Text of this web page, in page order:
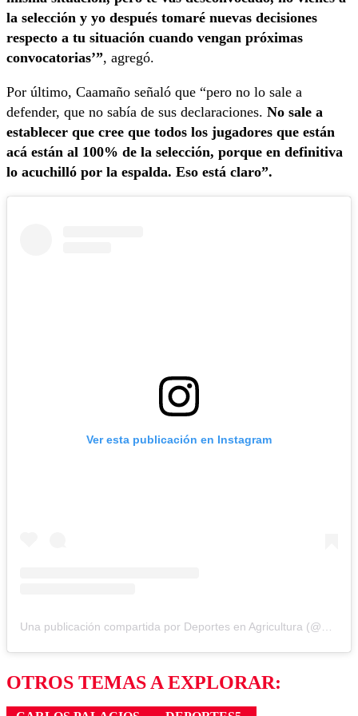
la selección y yo después tomaré nuevas decisiones
respecto a tu situación cuando vengan próximas
convocatorias’”, agregó.
Por último, Caamaño señaló que “pero no lo sale a
defender, que no sabía de sus declaraciones. No sale a
establecer que cree que todos los jugadores que están
acá están al 100% de la selección, porque en definitiva
lo acuchilló por la espalda. Eso está claro”.
Ver esta publicación en Instagram
Una publicación compartida por Deportes en Agricultura (@deportesenagricultura)
OTROS TEMAS A EXPLORAR: